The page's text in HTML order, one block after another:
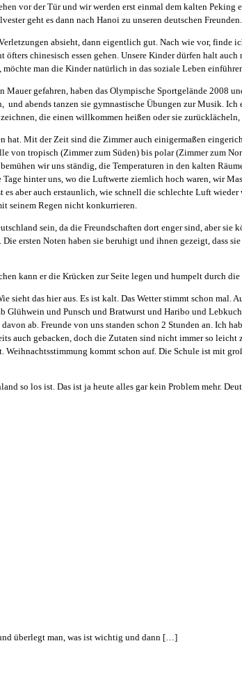
vor der Tür und wir werden erst einmal dem kalten
geht es dann nach Hanoi zu unseren deutschen Freunden.
absieht, dann eigentlich gut. Nach wie vor, finde
chinesisch essen gehen. Unsere Kinder dürfen halt
man die Kinder natürlich in das soziale Leben
gefahren, haben das Olympische Sportgelände 2008
abends tanzen sie gymnastische Übungen zur Musik.
die einen willkommen heißen oder sie
Mit der Zeit sind die Zimmer auch einigermaßen
von tropisch (Zimmer zum Süden) bis polar (Zimmer zum
wir uns ständig, die Temperaturen in den kalten
hinter uns, wo die Luftwerte ziemlich hoch waren, wir
aber auch erstaunlich, wie schnell die schlechte Luft
seinem Regen nicht konkurrieren.
sein, da die Freundschaften dort enger sind, aber
ersten Noten haben sie beruhigt und ihnen gezeigt, dass
kann er die Krücken zur Seite legen und humpelt durch die
sieht das hier aus. Es ist kalt. Das Wetter stimmt schon
Glühwein und Punsch und Bratwurst und Haribo und
ab. Freunde von uns standen schon 2 Stunden an. Ich
auch gebacken, doch die Zutaten sind nicht immer so
kommt schon auf. Die Schule ist mit
so los ist. Das ist ja heute alles gar kein Problem mehr.
überlegt man, was ist wichtig und dann […]